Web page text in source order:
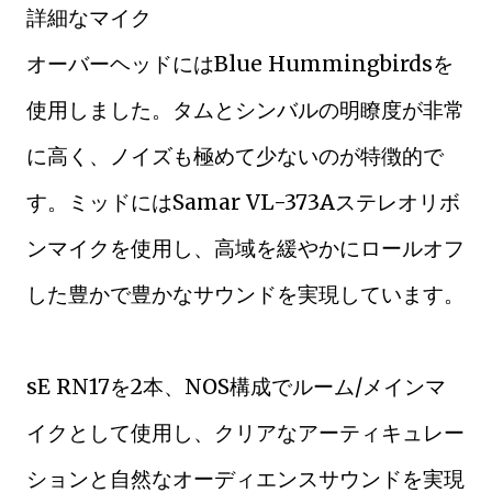
詳細なマイク
オーバーヘッドにはBlue Hummingbirdsを
使用しました。タムとシンバルの明瞭度が非常
に高く、ノイズも極めて少ないのが特徴的で
す。ミッドにはSamar VL-373Aステレオリボ
ンマイクを使用し、高域を緩やかにロールオフ
した豊かで豊かなサウンドを実現しています。
sE RN17を2本、NOS構成でルーム/メインマ
イクとして使用し、クリアなアーティキュレー
ションと自然なオーディエンスサウンドを実現